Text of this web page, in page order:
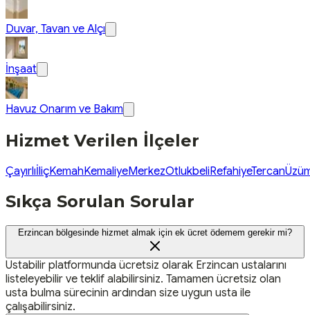
Duvar, Tavan ve Alçı
İnşaat
Havuz Onarım ve Bakım
Hizmet Verilen İlçeler
ÇayırlıİliçKemahKemaliyeMerkezOtlukbeliRefahiyeTercan
Sıkça Sorulan Sorular
Erzincan bölgesinde hizmet almak için ek ücret ödemem gerekir mi?
Ustabilir platformunda ücretsiz olarak Erzincan ustalarını
listeleyebilir ve teklif alabilirsiniz. Tamamen ücretsiz olan
usta bulma sürecinin ardından size uygun usta ile
çalışabilirsiniz.